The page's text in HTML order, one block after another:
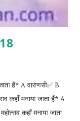
हैं* A वाराणसी✅ B
कहाँ मनाया जाता हैं* A
कहाँ मनाया जाता